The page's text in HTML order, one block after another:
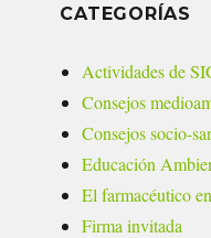
CATEGORÍAS
Actividades de
Consejos
Consejos socio-
Educación
El farmacéutico
Firma invitada